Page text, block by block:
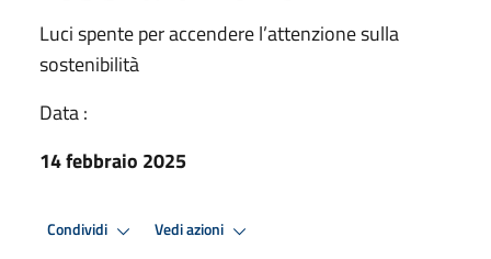
Luci spente per accendere l’attenzione sulla
sostenibilità
Data :
14 febbraio 2025
Condividi Vedi azioni